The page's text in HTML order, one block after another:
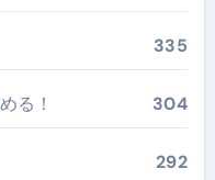
335
る！ 304
292